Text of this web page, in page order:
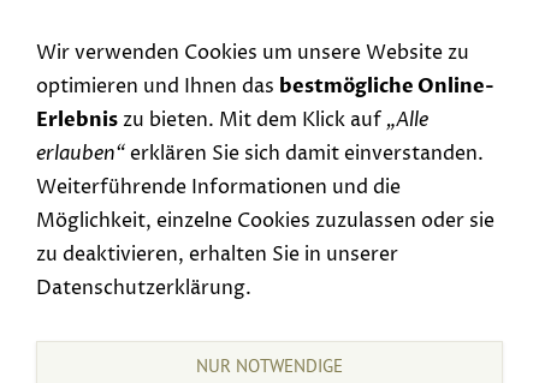
Wir verwenden Cookies um unsere Website zu
optimieren und Ihnen das bestmögliche Online-
Erlebniszu bieten. Mit dem Klick auf „Alle
erlauben“erklären Sie sich damit einverstanden.
Weiterführende Informationen und die
Möglichkeit, einzelne Cookies zuzulassen oder sie
zu deaktivieren, erhalten Sie in unserer
Datenschutzerklärung.
NUR NOTWENDIGE